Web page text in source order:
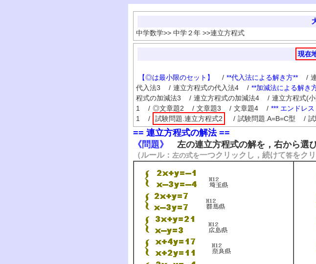
中学数学>> 中学２年 >>連立方程式
現在
【◎は最小限のセット】 / **代入法による解き方** /
代入法3
/ 連立方程式の代入法4 / **加減法による解き
程式の加減法3
/ 連立方程式の加減法4 / 連立方程式(
1
/ ◎文章題2 / 文章題3 / 文章題4 / *** エンドレス
1
/ 試験問題.連立方程式2 / 試験問題.A=B=C型 /
== 連立方程式の解法 ==
《問題》
左の連立方程式の解を，右から選
（ルール： 左の式を一つクリックし，続けて答をク